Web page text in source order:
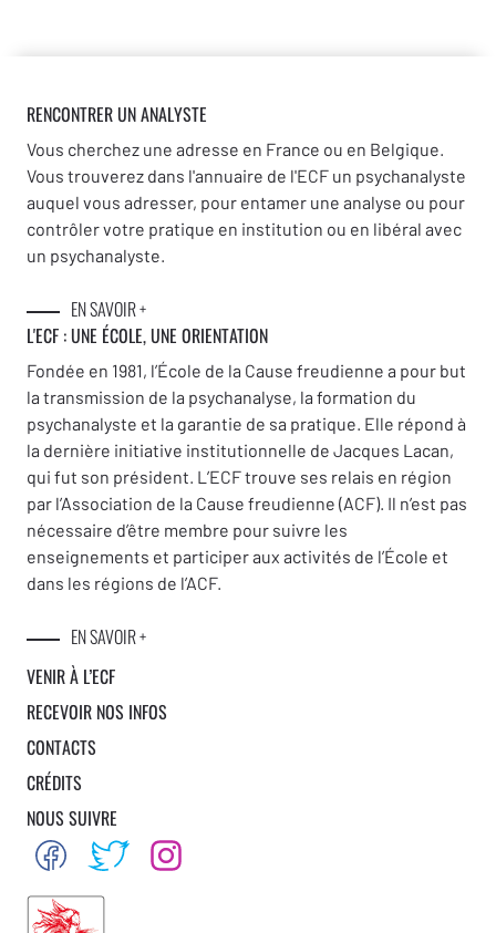
RENCONTRER UN ANALYSTE
Vous cherchez une adresse en France ou en Belgique.
Vous trouverez dans l'annuaire de l'ECF un psychanalyste
auquel vous adresser, pour entamer une analyse ou pour
contrôler votre pratique en institution ou en libéral avec
un psychanalyste.
EN SAVOIR +
L'ECF : UNE ÉCOLE, UNE ORIENTATION
Fondée en 1981, l’École de la Cause freudienne a pour but
la transmission de la psychanalyse, la formation du
psychanalyste et la garantie de sa pratique. Elle répond à
la dernière initiative institutionnelle de Jacques Lacan,
qui fut son président. L’ECF trouve ses relais en région
par l’Association de la Cause freudienne (ACF). Il n’est pas
nécessaire d’être membre pour suivre les
enseignements et participer aux activités de l’École et
dans les régions de l’ACF.
EN SAVOIR +
VENIR À L’ECF
RECEVOIR NOS INFOS
CONTACTS
CRÉDITS
NOUS SUIVRE